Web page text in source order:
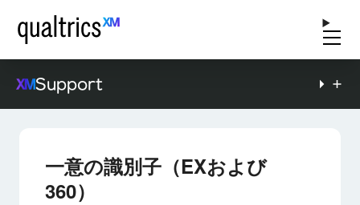
Support
一意の識別子（EXおよび
360）